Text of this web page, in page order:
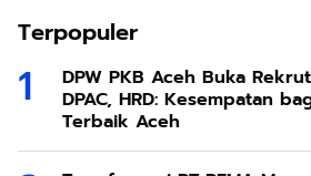
Terpopuler
DPW PKB Aceh Buka
DPAC, HRD: Kesempatan
Terbaik Aceh